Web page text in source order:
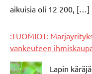
aikuisia oli 12 200, […]
:TUOMIOT:
vankeuteen
Lapin